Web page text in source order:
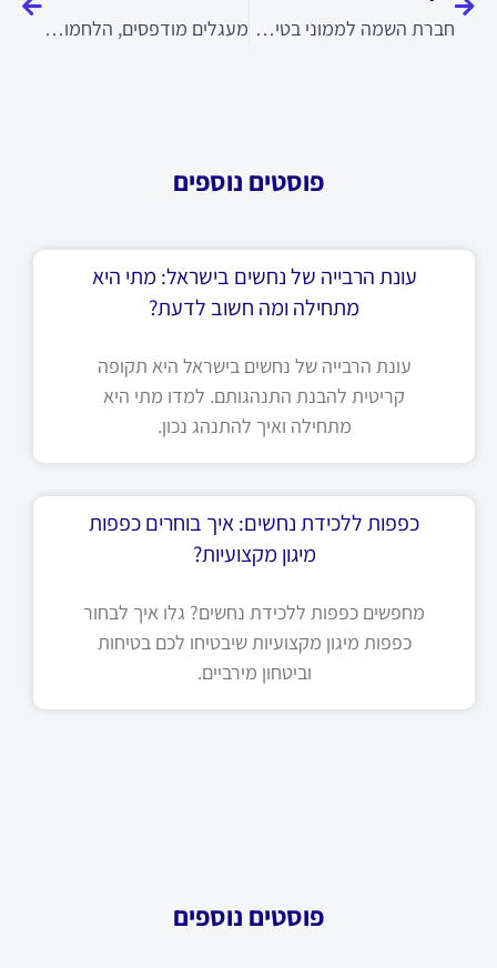
חברת השמה לממוני בטיחות בעבודה מעגלים מודפסים, הלחמות עדינות והרכבות אלקטרוניות
פוסטים נוספים
עונת הרבייה של נחשים בישראל: מתי היא
מתחילה ומה חשוב לדעת?
עונת הרבייה של נחשים בישראל היא תקופה
קריטית להבנת התנהגותם. למדו מתי היא
מתחילה ואיך להתנהג נכון.
כפפות ללכידת נחשים: איך בוחרים כפפות
מיגון מקצועיות?
מחפשים כפפות ללכידת נחשים? גלו איך לבחור
כפפות מיגון מקצועיות שיבטיחו לכם בטיחות
וביטחון מירביים.
פוסטים נוספים